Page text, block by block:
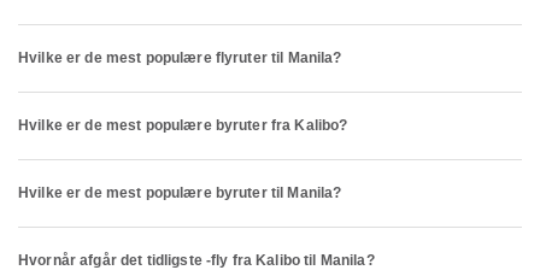
Hvilke er de mest populære flyruter til Manila?
Hvilke er de mest populære byruter fra Kalibo?
Hvilke er de mest populære byruter til Manila?
Hvornår afgår det tidligste -fly fra Kalibo til Manila?